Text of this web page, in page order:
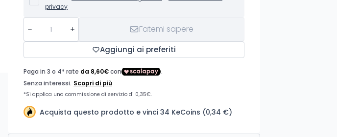
privacy
Fatemi sapere
Aggiungi ai preferiti
Acquista questo prodotto e vinci 34 KeCoins (0,34 €)